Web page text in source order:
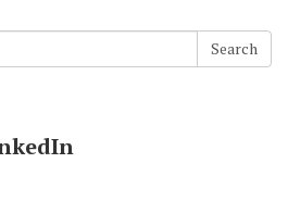
Search